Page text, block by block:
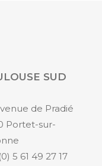
SUD
de Pradié
Portet-sur-
5 61 49 27 17